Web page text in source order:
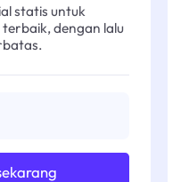
statis untuk
dengan lalu